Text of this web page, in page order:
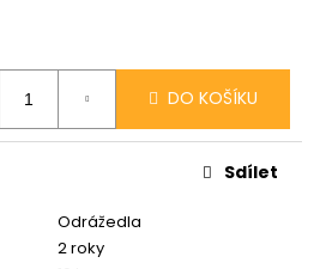
DO KOŠÍKU
Odrážedla
2 roky
Sdílet